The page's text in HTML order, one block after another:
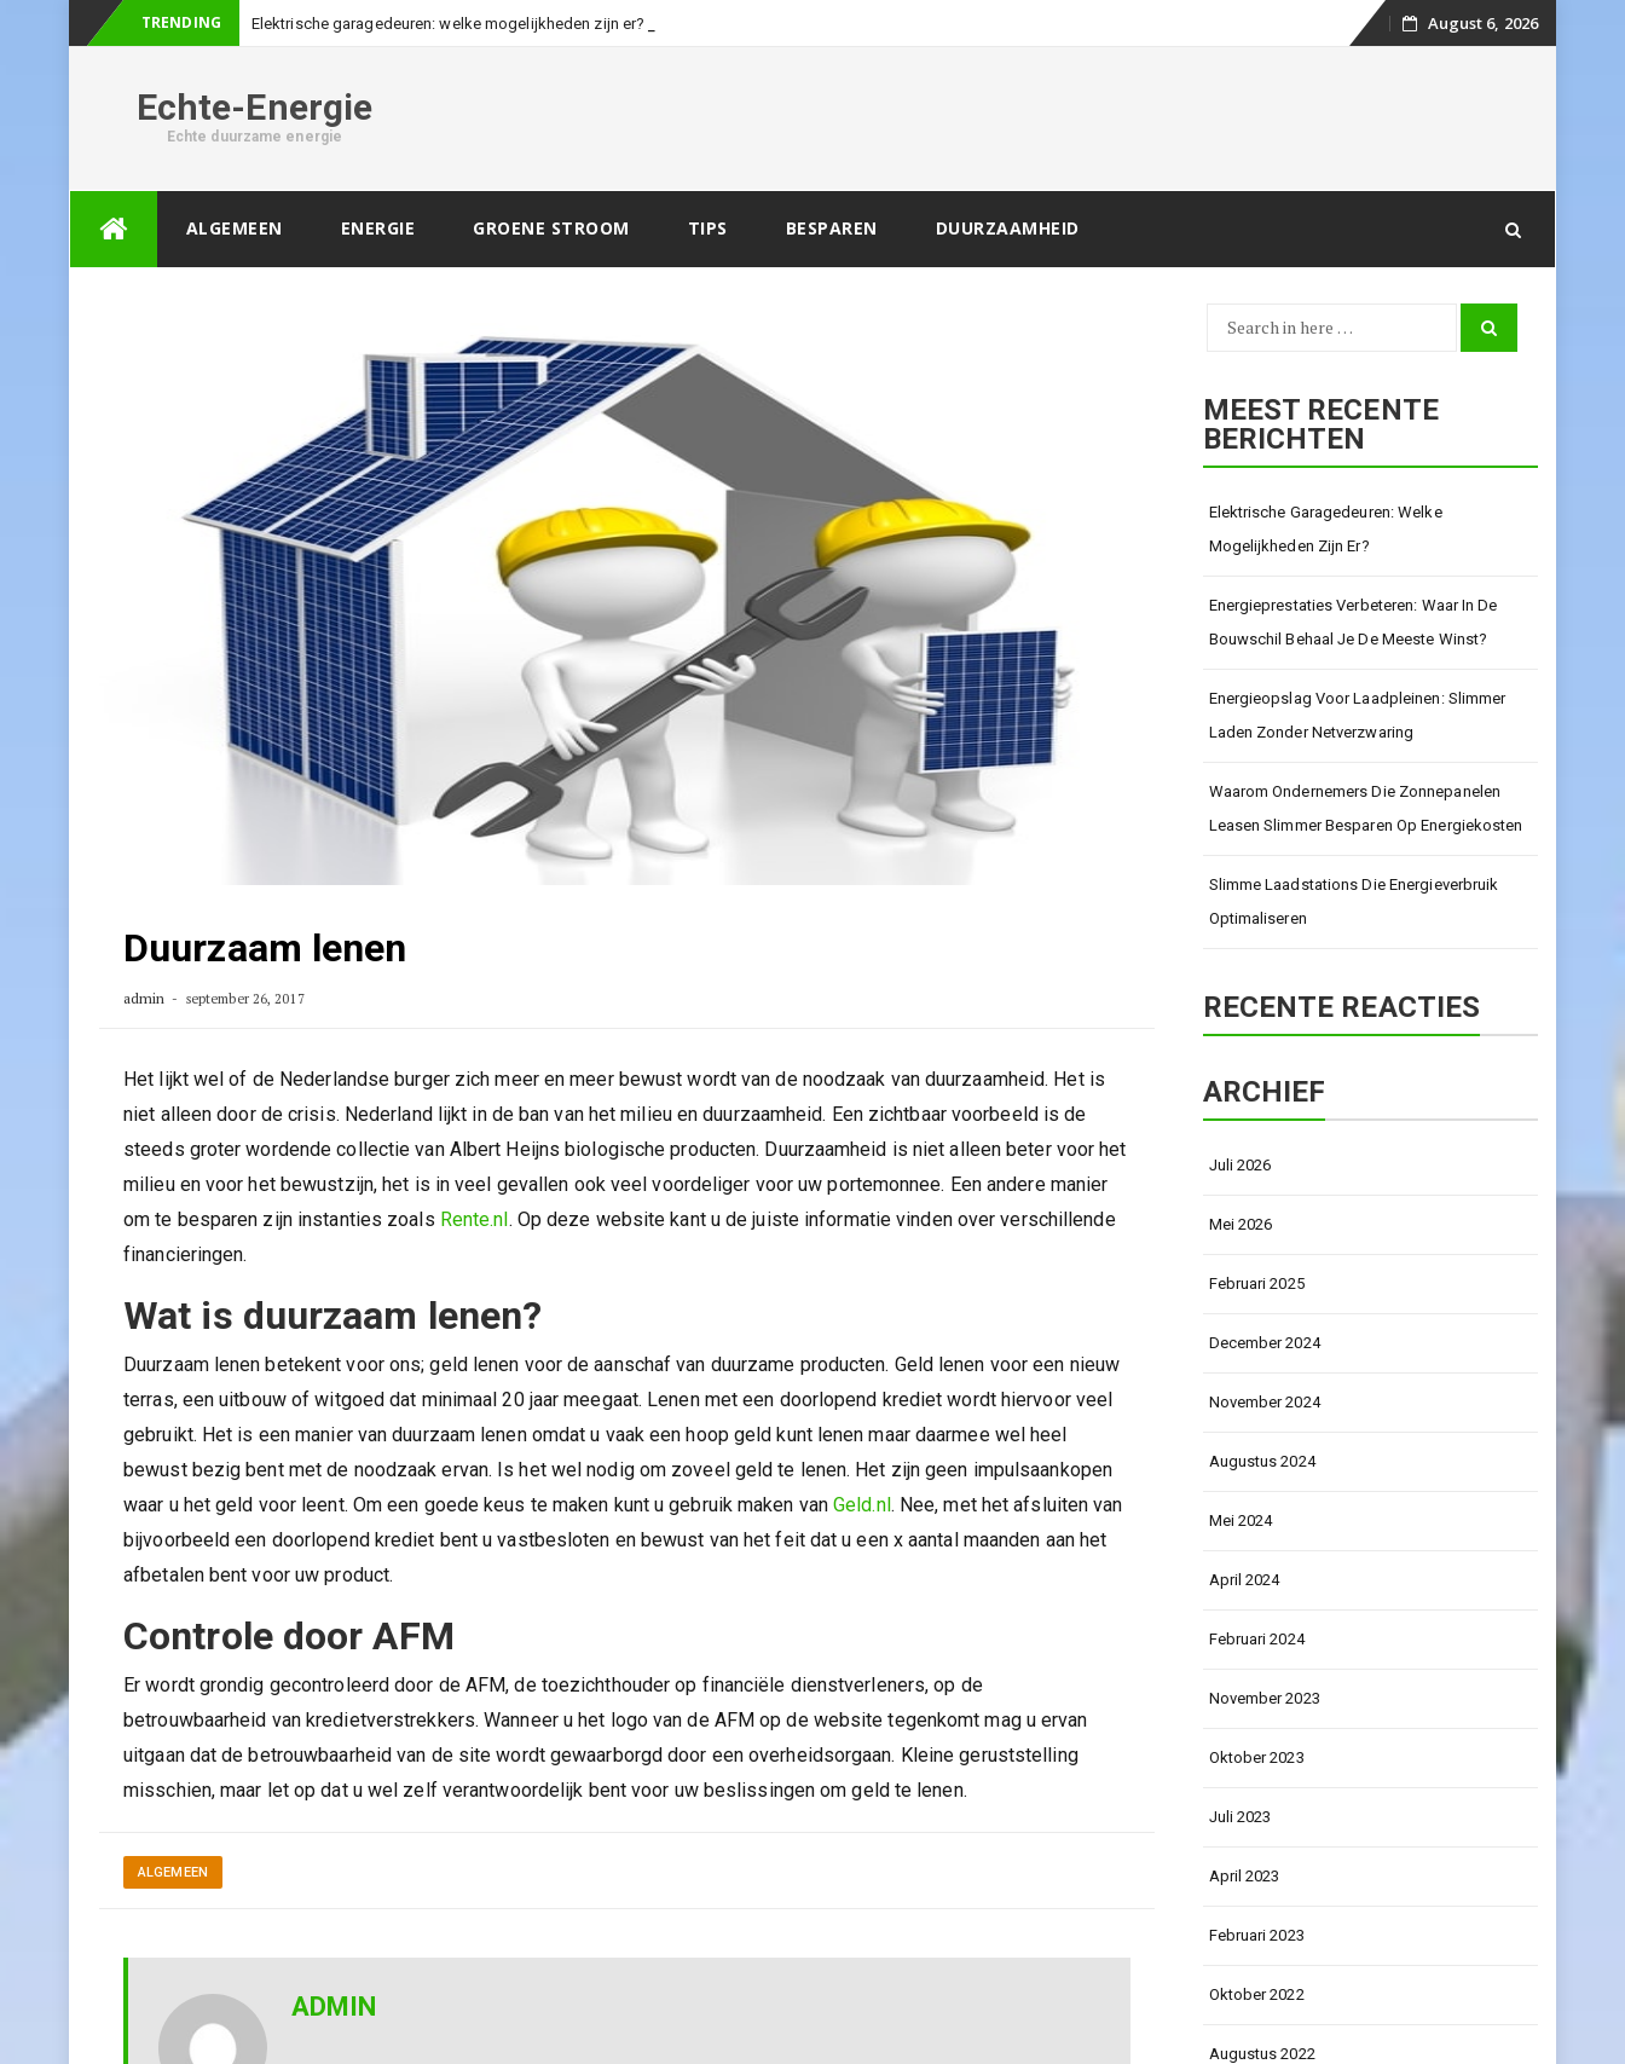
TRENDING Elektrische garagedeuren: welke mogelijkheden zijn er?
Skip
August 6, 2026
Echte-Energie
Echte duurzame energie
ALGEMEEN ENERGIE GROENE STROOM TIPS BESPAREN DUURZAAMHEID
Duurzaam lenen
admin september 26, 2017
Het lijkt wel of de Nederlandse burger zich meer en meer bewust wordt van de noodzaak van duurzaamheid. Het is
niet alleen door de crisis. Nederland lijkt in de ban van het milieu en duurzaamheid. Een zichtbaar voorbeeld is de
steeds groter wordende collectie van Albert Heijns biologische producten. Duurzaamheid is niet alleen beter voor het
milieu en voor het bewustzijn, het is in veel gevallen ook veel voordeliger voor uw portemonnee. Een andere manier
om te besparen zijn instanties zoals Rente.nl. Op deze website kant u de juiste informatie vinden over verschillende
financieringen.
Wat is duurzaam lenen?
Duurzaam lenen betekent voor ons; geld lenen voor de aanschaf van duurzame producten. Geld lenen voor een nieuw
terras, een uitbouw of witgoed dat minimaal 20 jaar meegaat. Lenen met een doorlopend krediet wordt hiervoor veel
gebruikt. Het is een manier van duurzaam lenen omdat u vaak een hoop geld kunt lenen maar daarmee wel heel
bewust bezig bent met de noodzaak ervan. Is het wel nodig om zoveel geld te lenen. Het zijn geen impulsaankopen
waar u het geld voor leent. Om een goede keus te maken kunt u gebruik maken vanGeld.nl. Nee, met het afsluiten van
bijvoorbeeld een doorlopend krediet bent u vastbesloten en bewust van het feit dat u een x aantal maanden aan het
afbetalen bent voor uw product.
Controle door AFM
Er wordt grondig gecontroleerd door de AFM, de toezichthouder op financiële dienstverleners, op de
betrouwbaarheid van kredietverstrekkers. Wanneer u het logo van de AFM op de website tegenkomt mag u ervan
uitgaan dat de betrouwbaarheid van de site wordt gewaarborgd door een overheidsorgaan. Kleine geruststelling
misschien, maar let op dat u wel zelf verantwoordelijk bent voor uw beslissingen om geld te lenen.
ALGEMEEN
ADMIN
Search
MEEST RECENTE
BERICHTEN
Elektrische Garagedeuren: Welke
Mogelijkheden Zijn Er?
Energieprestaties Verbeteren: Waar In De
Bouwschil Behaal Je De Meeste Winst?
Energieopslag Voor Laadpleinen: Slimmer
Laden Zonder Netverzwaring
Waarom Ondernemers Die Zonnepanelen
Leasen Slimmer Besparen Op Energiekosten
Slimme Laadstations Die Energieverbruik
Optimaliseren
RECENTE REACTIES
ARCHIEF
Juli 2026
Mei 2026
Februari 2025
December 2024
November 2024
Augustus 2024
Mei 2024
April 2024
Februari 2024
November 2023
Oktober 2023
Juli 2023
April 2023
Februari 2023
Oktober 2022
Augustus 2022